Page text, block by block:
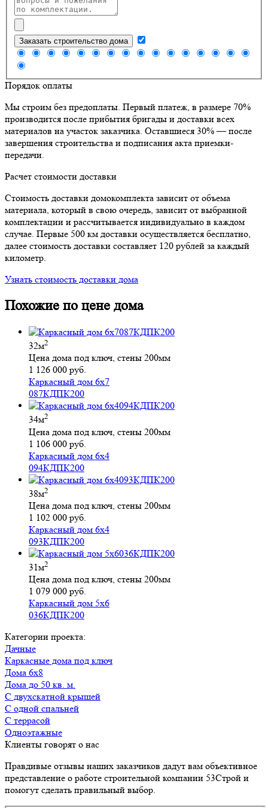
Заказать строительство дома
Порядок оплаты
Мы строим без предоплаты. Первый платеж, в размере 70%
производится после прибытия бригады и доставки всех
материалов на участок заказчика. Оставшиеся 30% — после
завершения строительства и подписания акта приемки-
передачи.
Расчет стоимости доставки
Стоимость доставки домокомплекта зависит от объема
материала, который в свою очередь, зависит от выбранной
комплектации и рассчитывается индивидуально в каждом
случае. Первые 500 км доставки осуществляется бесплатно,
далее стоимость доставки составляет 120 рублей за каждый
километр.
Узнать стоимость доставки дома
Похожие по цене дома
32м2
Цена дома под ключ, стены 200мм
1 126 000 руб.
Каркасный дом 6х7
087КДПК200
34м2
Цена дома под ключ, стены 200мм
1 106 000 руб.
Каркасный дом 6х4
094КДПК200
38м2
Цена дома под ключ, стены 200мм
1 102 000 руб.
Каркасный дом 6х4
093КДПК200
31м2
Цена дома под ключ, стены 200мм
1 079 000 руб.
Каркасный дом 5х6
036КДПК200
Категории проекта:
Дачные
Каркасные дома под ключ
Дома 6х8
Дома до 50 кв. м.
с двухскатной крышей
с одной спальней
с террасой
Одноэтажные
Клиенты говорят о нас
Правдивые отзывы наших заказчиков дадут вам объективное
представление о работе строительной компании 53Строй и
помогут сделать правильный выбор.